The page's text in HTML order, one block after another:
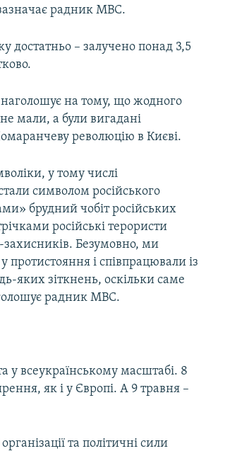
радник МВС.
достатньо – залучено понад 3,5
наголошує на тому, що жодного
мали, а були вигадані
революцію в Києві.
у тому числі
символом російського
брудний чобіт російських
російські терористи
Безумовно, ми
протистояння і співпрацювали із
яких зіткнень, оскільки саме
радник МВС.
у всеукраїнському масштабі. 8
як і у Європі. А 9 травня –
та політичні сили